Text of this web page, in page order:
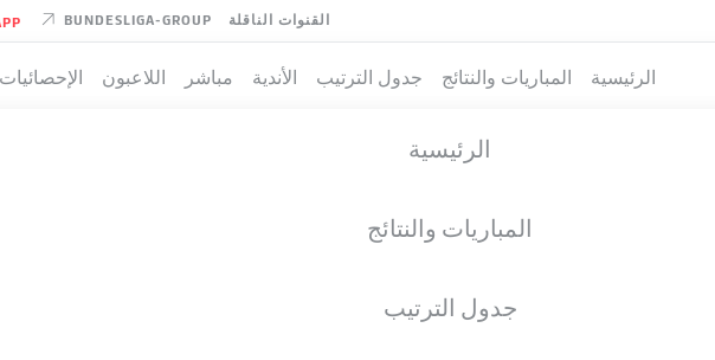
القنوات الناقلة BUNDESLIGA-GROUP
الرئيسية المباريات والنتائج جدول الترتيب الأندية مباشر اللاعبون الإحصائيات
الرئيسية
المباريات والنتائج
جدول الترتيب